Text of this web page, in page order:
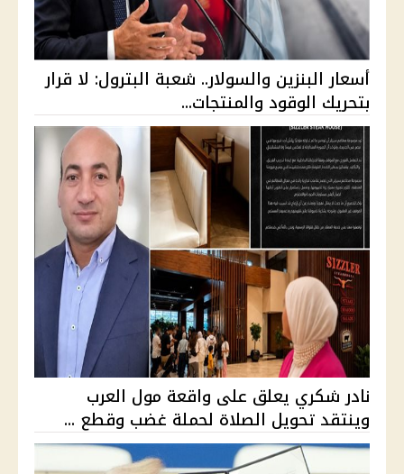
أسعار البنزين والسولار.. شعبة البترول: لا قرار
بتحريك الوقود والمنتجات...
نادر شكري يعلق على واقعة مول العرب
وينتقد تحويل الصلاة لحملة غضب وقطع ...